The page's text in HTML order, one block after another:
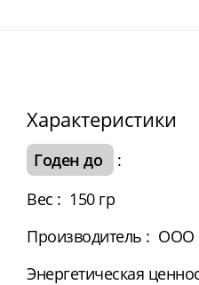
Характеристики
Годен до
:
Вес : 150 гр
Производитель : ООО
Энергетическая